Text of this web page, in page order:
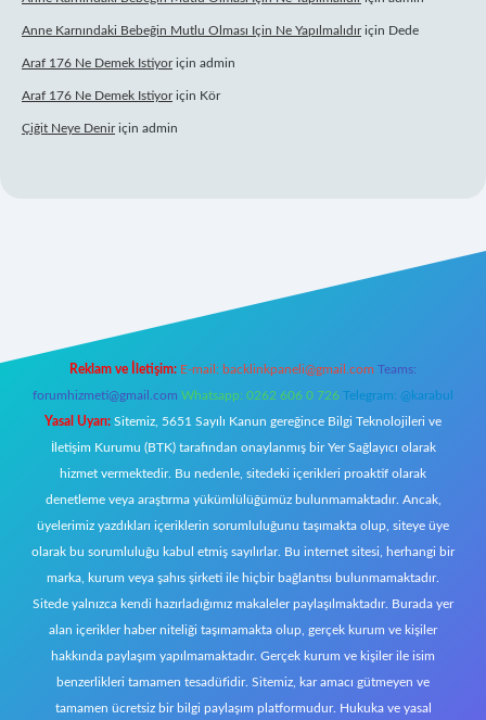
Anne Karnındaki Bebeğin Mutlu Olması Için Ne Yapılmalıdıriçin Dede
Araf 176 Ne Demek Istiyoriçin admin
Araf 176 Ne Demek Istiyoriçin Kör
Çiğit Neye Deniriçin admin
Reklam ve İletişim: E-mail: backlinkpaneli@gmail.com Teams:
forumhizmeti@gmail.com Whatsapp: 0262 606 0 726 Telegram: @karabul
Yasal Uyarı: Sitemiz, 5651 Sayılı Kanun gereğince Bilgi Teknolojileri ve
İletişim Kurumu (BTK) tarafından onaylanmış bir Yer Sağlayıcı olarak
hizmet vermektedir. Bu nedenle, sitedeki içerikleri proaktif olarak
denetleme veya araştırma yükümlülüğümüz bulunmamaktadır. Ancak,
üyelerimiz yazdıkları içeriklerin sorumluluğunu taşımakta olup, siteye üye
olarak bu sorumluluğu kabul etmiş sayılırlar. Bu internet sitesi, herhangi bir
marka, kurum veya şahıs şirketi ile hiçbir bağlantısı bulunmamaktadır.
Sitede yalnızca kendi hazırladığımız makaleler paylaşılmaktadır. Burada yer
alan içerikler haber niteliği taşımamakta olup, gerçek kurum ve kişiler
hakkında paylaşım yapılmamaktadır. Gerçek kurum ve kişiler ile isim
benzerlikleri tamamen tesadüfidir. Sitemiz, kar amacı gütmeyen ve
tamamen ücretsiz bir bilgi paylaşım platformudur. Hukuka ve yasal